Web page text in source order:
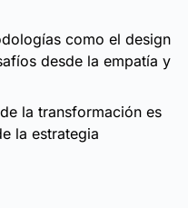
como el design
desde la empatía y
la transformación es
la estrategia